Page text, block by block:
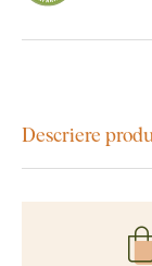
Descriere